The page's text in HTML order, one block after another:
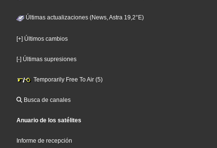
Últimas actualizaciones (News, Astra 19,2°E)
[+] Últimos cambios
[-] Últimas supresiones
Temporarily Free To Air (5)
Busca de canales
Anuario de los satélites
Informe de recepción